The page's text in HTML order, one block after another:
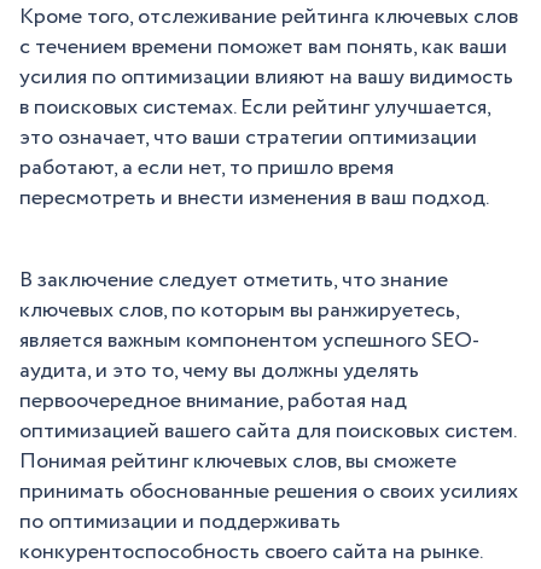
Кроме того, отслеживание рейтинга ключевых слов
с течением времени поможет вам понять, как ваши
усилия по оптимизации влияют на вашу видимость
в поисковых системах. Если рейтинг улучшается,
это означает, что ваши стратегии оптимизации
работают, а если нет, то пришло время
пересмотреть и внести изменения в ваш подход.
В заключение следует отметить, что знание
ключевых слов, по которым вы ранжируетесь,
является важным компонентом успешного SEO-
аудита, и это то, чему вы должны уделять
первоочередное внимание, работая над
оптимизацией вашего сайта для поисковых систем.
Понимая рейтинг ключевых слов, вы сможете
принимать обоснованные решения о своих усилиях
по оптимизации и поддерживать
конкурентоспособность своего сайта на рынке.